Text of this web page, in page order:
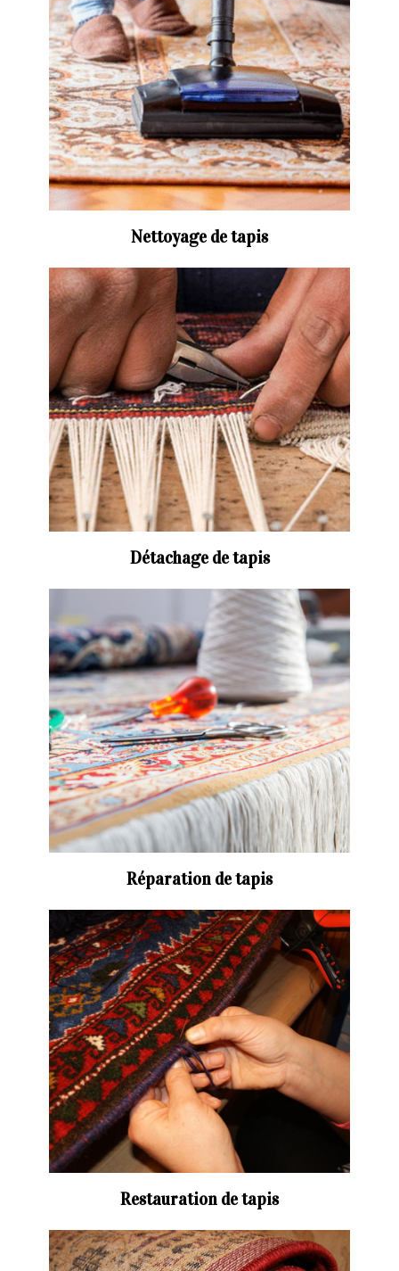
Nettoyage de tapis
Détachage de tapis
Réparation de tapis
Restauration de tapis